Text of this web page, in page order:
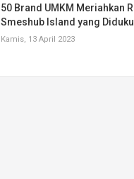
50 Brand UMKM Meriahkan
Smeshub Island yang
Kamis, 13 April 2023